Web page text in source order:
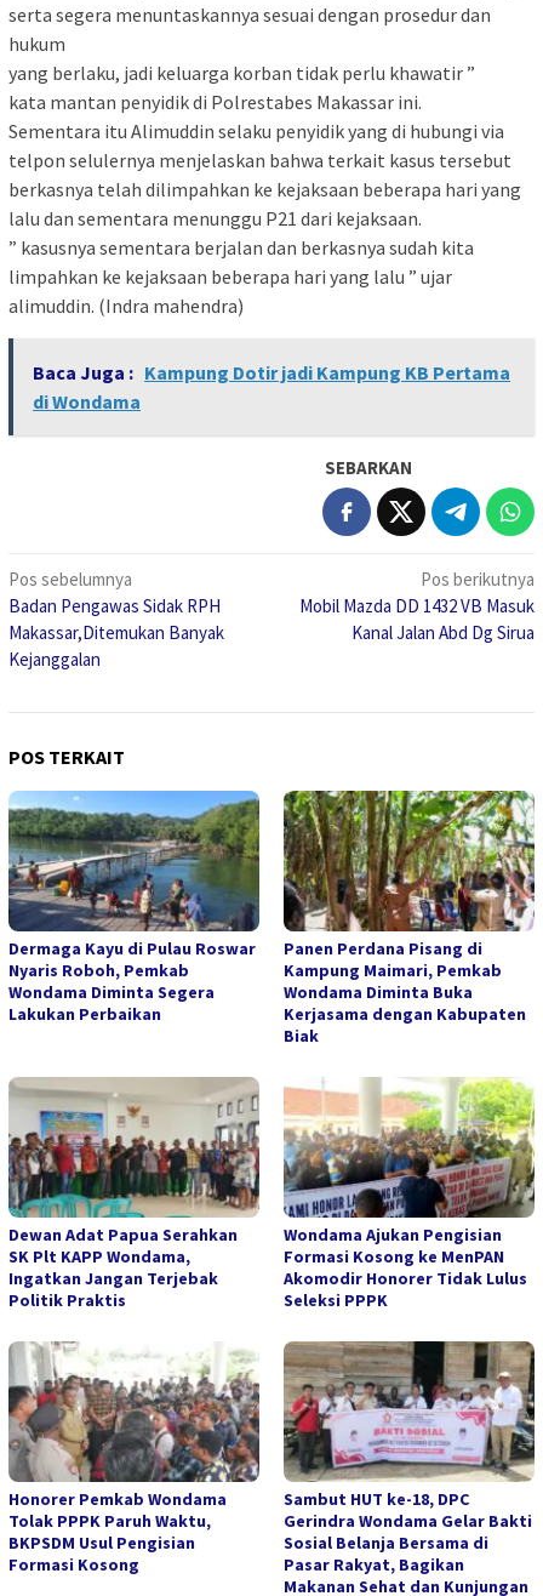
serta segera menuntaskannya sesuai dengan prosedur dan
hukum
yang berlaku, jadi keluarga korban tidak perlu khawatir ”
kata mantan penyidik di Polrestabes Makassar ini.
Sementara itu Alimuddin selaku penyidik yang di hubungi via
telpon selulernya menjelaskan bahwa terkait kasus tersebut
berkasnya telah dilimpahkan ke kejaksaan beberapa hari yang
lalu dan sementara menunggu P21 dari kejaksaan.
” kasusnya sementara berjalan dan berkasnya sudah kita
limpahkan ke kejaksaan beberapa hari yang lalu ” ujar
alimuddin. (Indra mahendra)
Baca Juga : Kampung Dotir jadi Kampung KB Pertama
di Wondama
SEBARKAN
Navigasi
pos
Pos sebelumnya
Badan Pengawas Sidak RPH
Makassar,Ditemukan Banyak
Kejanggalan
Pos berikutnya
Mobil Mazda DD 1432 VB Masuk
Kanal Jalan Abd Dg Sirua
POS TERKAIT
Dermaga Kayu di Pulau Roswar
Nyaris Roboh, Pemkab
Wondama Diminta Segera
Lakukan Perbaikan
Panen Perdana Pisang di
Kampung Maimari, Pemkab
Wondama Diminta Buka
Kerjasama dengan Kabupaten
Biak
Dewan Adat Papua Serahkan
SK Plt KAPP Wondama,
Ingatkan Jangan Terjebak
Politik Praktis
Wondama Ajukan Pengisian
Formasi Kosong ke MenPAN
Akomodir Honorer Tidak Lulus
Seleksi PPPK
Honorer Pemkab Wondama
Tolak PPPK Paruh Waktu,
BKPSDM Usul Pengisian
Formasi Kosong
Sambut HUT ke-18, DPC
Gerindra Wondama Gelar Bakti
Sosial Belanja Bersama di
Pasar Rakyat, Bagikan
Makanan Sehat dan Kunjungan